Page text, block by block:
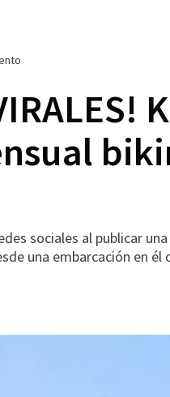
sociales al publicar
una embarcación en él